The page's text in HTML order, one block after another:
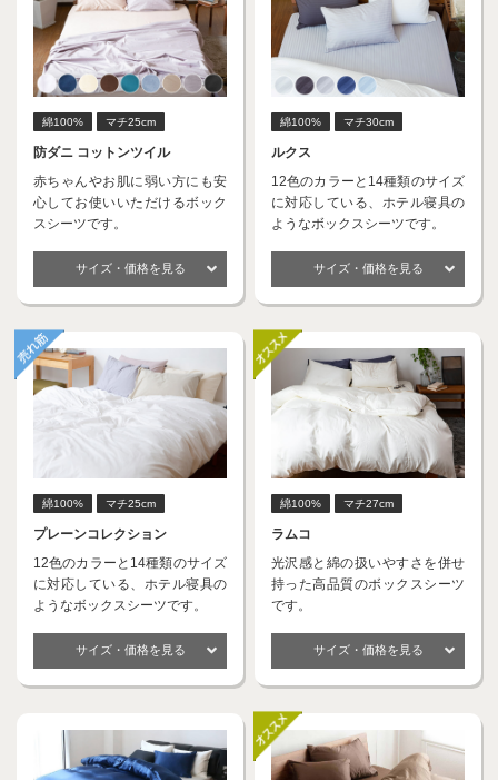
綿100% マチ25cm
防ダニ コットンツイル
赤ちゃんやお肌に弱い方にも安
心してお使いいただけるボック
スシーツです。
サイズ・価格を見る
綿100% マチ30cm
ルクス
12色のカラーと14種類のサイズ
に対応している、ホテル寝具の
ようなボックスシーツです。
サイズ・価格を見る
綿100% マチ25cm
プレーンコレクション
12色のカラーと14種類のサイズ
に対応している、ホテル寝具の
ようなボックスシーツです。
サイズ・価格を見る
綿100% マチ27cm
ラムコ
光沢感と綿の扱いやすさを併せ
持った高品質のボックスシーツ
です。
サイズ・価格を見る